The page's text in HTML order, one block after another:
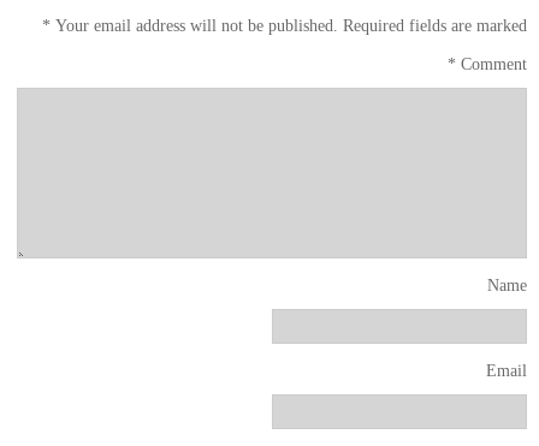
Your email address will not be published. Required fields are marked
*
Comment
*
Name
Email